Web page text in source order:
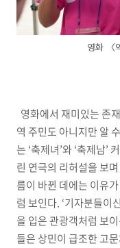
영화 〈
영화에서 재미있는 존
역 주민도 아니지만 알
는 ‘축제녀’와 ‘축제남’
린 연극의 리허설을 보
름이 바뀐 데에는 이유
럼 보인다. ‘기자분들이
을 입은 관광객처럼 보
들은 상민이 급조한 고